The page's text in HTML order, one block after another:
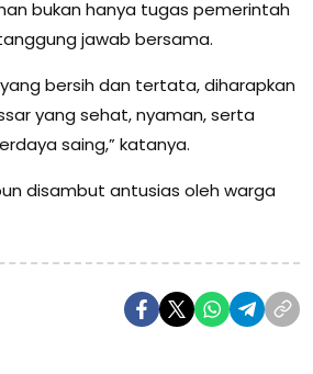
bukan hanya tugas pemerintah
jawab bersama.
bersih dan tertata, diharapkan
yang sehat, nyaman, serta
saing,” katanya.
disambut antusias oleh warga